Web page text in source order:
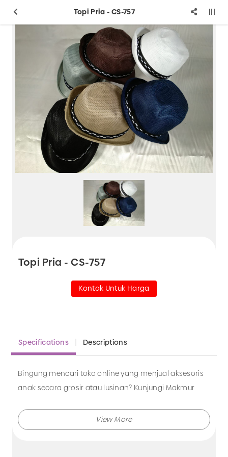
Topi Pria - CS-757
Topi Pria - CS-757
Kontak Untuk Harga
Specifications Descriptions
Bingung mencari toko online yang menjual aksesoris
anak secara grosir atau lusinan? Kunjungi Makmur